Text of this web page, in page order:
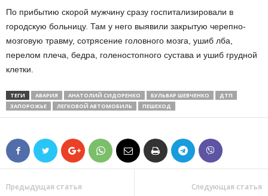
По прибытию скорой мужчину сразу госпитализировали в
городскую больницу. Там у него выявили закрытую черепно-
мозговую травму, сотрясение головного мозга, ушиб лба,
перелом плеча, бедра, голеностопного сустава и ушиб грудной
клетки.
ТЕГИ АВАРИЯ АНАТОЛИЙ СИДОРЕНКО БУЛЬВАР ШЕВЧЕНКО
ДТП
ЗАПОРОЖЬЕ
ЛЕГКОВОЙ АВТОМОБИЛЬ ПЕШЕХОД
Предыдущая статья Следующая статья